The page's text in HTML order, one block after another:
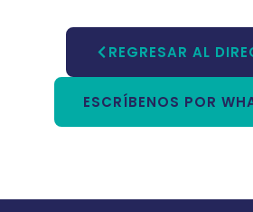
REGRESAR AL
ESCRÍBENOS POR